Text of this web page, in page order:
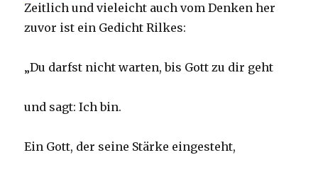
Zeitlich und vieleicht auch vom Denken her
zuvor ist ein Gedicht Rilkes:
„Du darfst nicht warten, bis Gott zu dir geht
und sagt: Ich bin.
Ein Gott, der seine Stärke eingesteht,